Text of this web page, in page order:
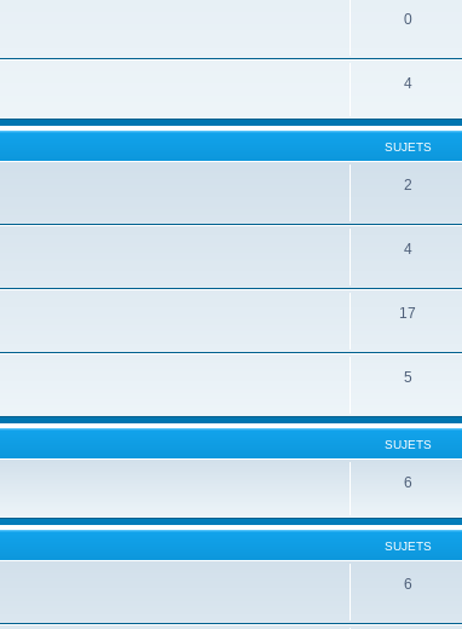
0
4
SUJETS
2
4
17
5
SUJETS
6
SUJETS
6